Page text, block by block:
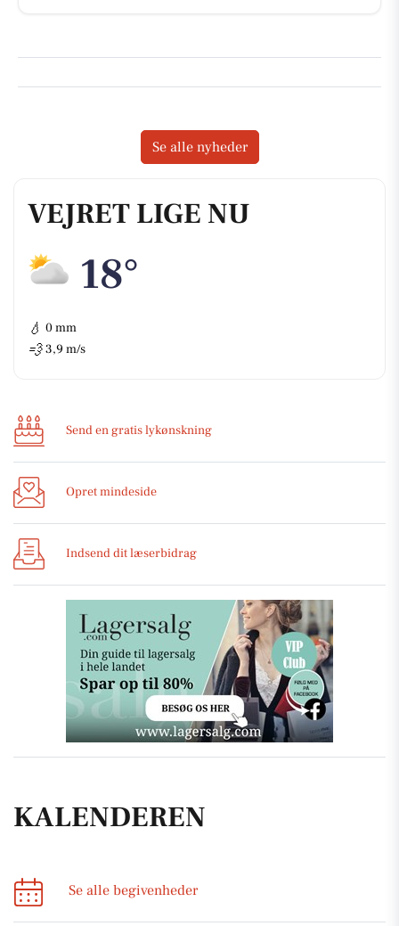
VEJRET LIGE NU
18°
💧 0 mm
💨 3,9 m/s
Send en gratis lykønskning
Opret mindeside
Indsend dit læserbidrag
KALENDEREN
Se alle begivenheder
Se alle nyheder